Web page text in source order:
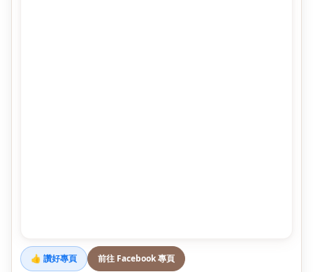
👍 讚好專頁 前往 Facebook 專頁